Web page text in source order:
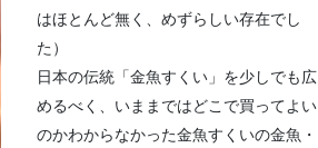
はほとんど無く、めずらしい存在でし
た）
日本の伝統「金魚すくい」を少しでも広
めるべく、いままではどこで買ってよい
のかわからなかった金魚すくいの金魚・